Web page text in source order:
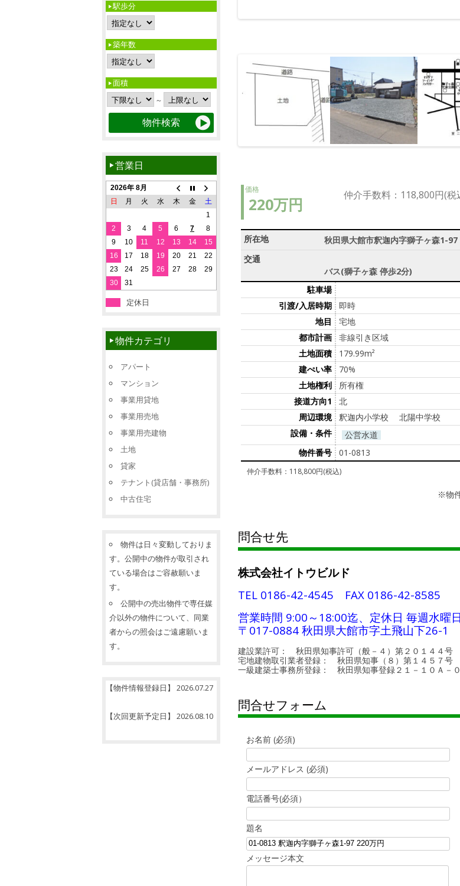
価格
220万円 仲介手数料：118,800円(税
所在地
秋田県大館市釈迦内字獅子ヶ森1-97
交通
バス(獅子ヶ森 停歩2分)
駐車場
引渡/入居時期
即時
地目
宅地
都市計画
非線引き区域
土地面積
179.99m²
建ぺい率
70%
土地権利
所有権
接道方向1
北
周辺環境
釈迦内小学校 北陽中学校
設備・条件
公営水道
物件番号
01-0813
仲介手数料：118,800円(税込)
※物
問合せ先
株式会社イトウビルド
TEL 0186-42-4545 FAX 0186-42-8585
営業時間 9:00～18:00迄、定休日 毎週水曜日
〒017-0884 秋田県大館市字土飛山下26-1
建設業許可： 秋田県知事許可（般－４）第２０１４４号
宅地建物取引業者登録： 秋田県知事（８）第１４５７号
一級建築士事務所登録： 秋田県知事登録２１－１０Ａ－
問合せフォーム
お名前 (必須)
メールアドレス (必須)
電話番号(必須）
題名
メッセージ本文
駅歩分
築年数
面積
～
営業日
2026年 8月
日
月 火 水 木 金
土
1
2
3 4 5 6 7
8
9
10 11 12 13 14
15
16
17 18 19 20 21
22
23
24 25 26 27 28
29
30
31
定休日
物件カテゴリ
アパート
マンション
事業用貸地
事業用売地
事業用売建物
土地
貸家
テナント(貸店舗・事務所)
中古住宅
物件は日々変動しておりま
す。公開中の物件が取引され
ている場合はご容赦願いま
す。
公開中の売出物件で専任媒
介以外の物件について、同業
者からの照会はご遠慮願いま
す。
【物件情報登録日】 2026.07.27
【次回更新予定日】 2026.08.10